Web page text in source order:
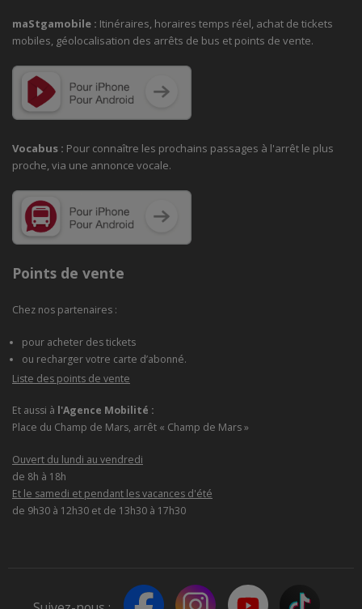
maStgamobile : Itinéraires, horaires temps réel, achat de tickets
mobiles, géolocalisation des arrêts de bus et points de vente.
Vocabus : Pour connaître les prochains passages à l'arrêt le plus
proche, via une annonce vocale.
Points de vente
Chez nos partenaires :
pour acheter des tickets
ou recharger votre carte d’abonné.
Liste des points de vente
Et aussi à l'Agence Mobilité :
Place du Champ de Mars, arrêt « Champ de Mars »
Ouvert du lundi au vendredi
de 8h à 18h
Et le samedi et pendant les vacances d'été
de 9h30 à 12h30 et de 13h30 à 17h30